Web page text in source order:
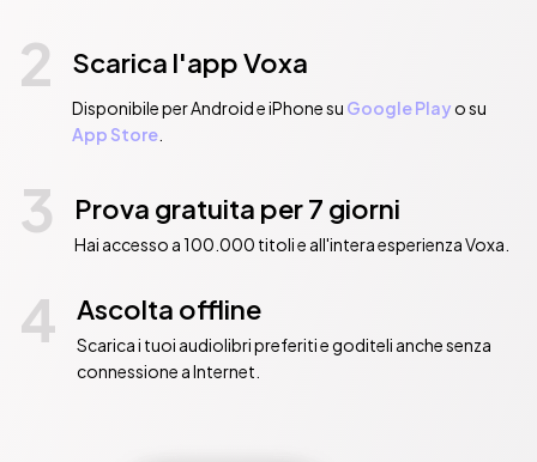
2 Scarica l'app Voxa
Disponibile per Android e iPhone su Google Playo su
App Store.
3 Prova gratuita per 7 giorni
Hai accesso a 100.000 titoli e all'intera esperienza Voxa.
4 Ascolta offline
Scarica i tuoi audiolibri preferiti e goditeli anche senza
connessione a Internet.